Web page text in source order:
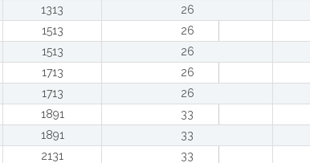
1313 26
1513 26
1513 26
1713 26
1713 26
1891 33
1891 33
2131 33